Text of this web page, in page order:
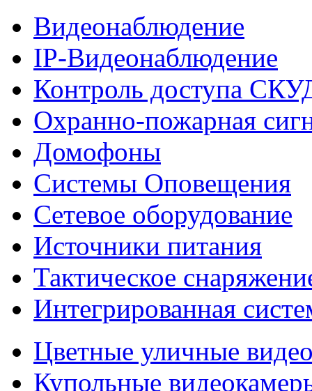
Видеонаблюдение
IP-Видеонаблюдение
Контроль доступа
Охранно-пожарная
Домофоны
Системы Оповещения
Сетевое оборудование
Источники питания
Тактическое
Интегрированная
Цветные уличные
Купольные